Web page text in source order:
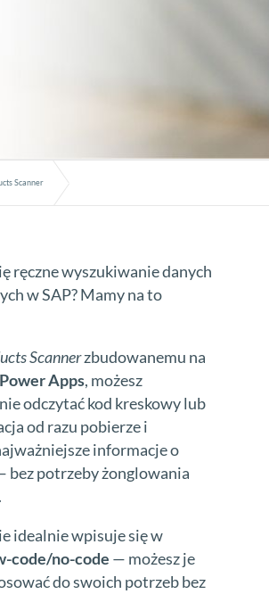
Scanner
ręczne wyszukiwanie danych
w SAP? Mamy na to
Scannerzbudowanemu na
Power Apps, możesz
odczytać kod kreskowy lub
od razu pobierze i
informacje o
bez potrzeby żonglowania
idealnie wpisuje się w
code/no-code — możesz je
do swoich potrzeb bez